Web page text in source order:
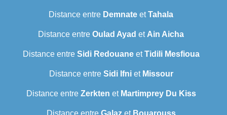
Distance entre Demnate etTahala
Distance entre Oulad Ayad et Ain Aicha
Distance entre Sidi RedouaneetTidili Mesfioua
Distance entre Sidi Ifniet Missour
Distance entre Zerkten et Martimprey Du Kiss